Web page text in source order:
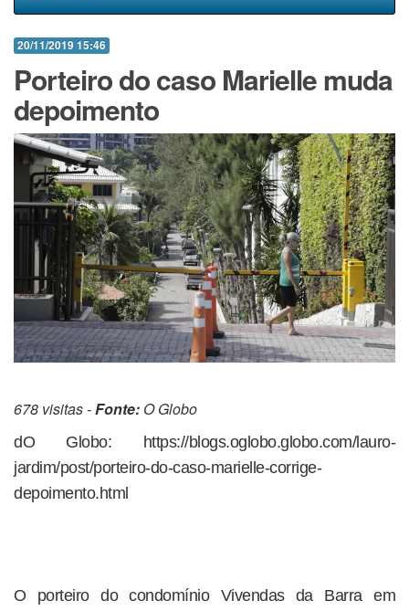
20/11/2019 15:46
Porteiro do caso Marielle muda
depoimento
678 visitas -Fonte: O Globo
dO Globo: https://blogs.oglobo.globo.com/lauro-
jardim/post/porteiro-do-caso-marielle-corrige-
depoimento.html
O porteiro do condomínio Vivendas da Barra em